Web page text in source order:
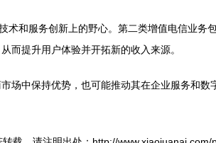
术和服务创新上的野心。第二类增值电信业
而提升用户体验并开拓新的收入来源。
场中保持优势，也可能推动其在企业服务和